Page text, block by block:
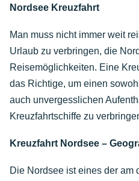
Nordsee Kreuzfahrt
Man muss nicht immer weit
Urlaub zu verbringen, die
Reisemöglichkeiten. Eine
das Richtige, um einen
auch unvergesslichen
Kreuzfahrtschiffe zu
Kreuzfahrt Nordsee –
Die Nordsee ist eines der am